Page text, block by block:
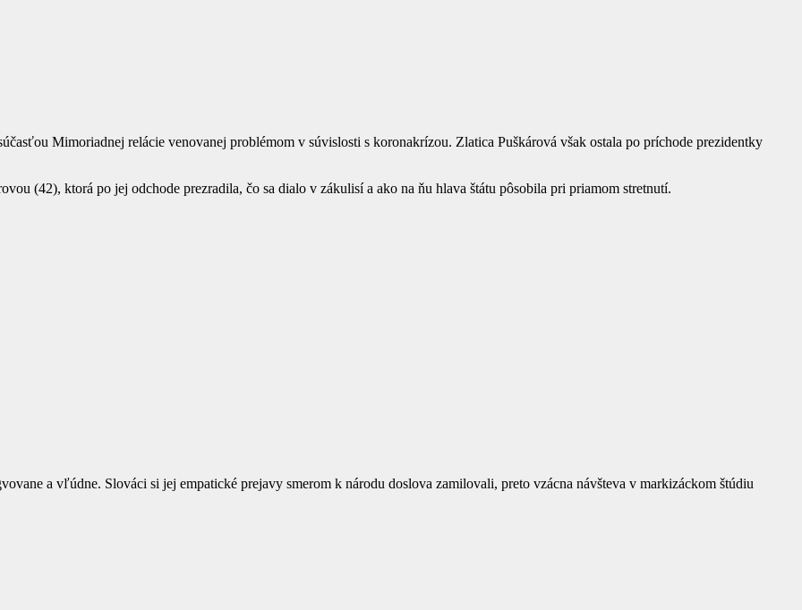
Mimoriadnej relácie venovanej problémom v súvislosti s koronakrízou. Zlatica Puškárová však ostala po príchode prezidentky
(42), ktorá po jej odchode prezradila, čo sa dialo v zákulisí a ako na ňu hlava štátu pôsobila pri priamom stretnutí.
a vľúdne. Slováci si jej empatické prejavy smerom k národu doslova zamilovali, preto vzácna návšteva v markizáckom štúdiu